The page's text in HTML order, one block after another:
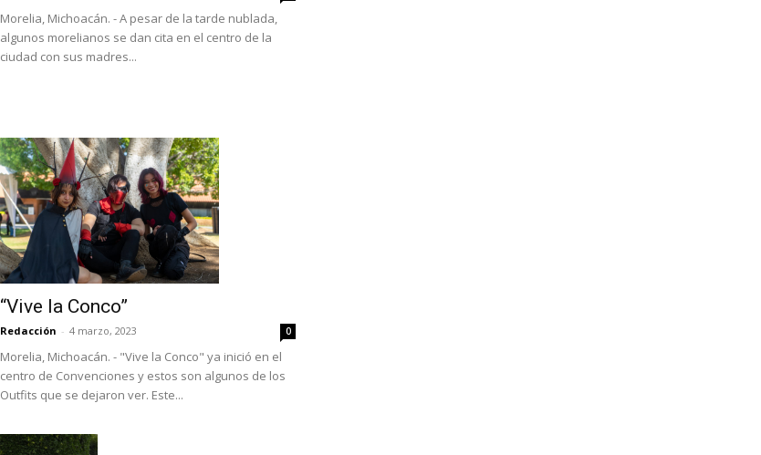
Morelia, Michoacán. - A pesar de la tarde nublada,
algunos morelianos se dan cita en el centro de la
ciudad con sus madres...
“Vive la Conco”
Redacción - 4 marzo, 2023 0
Morelia, Michoacán. - "Vive la Conco" ya inició en el
centro de Convenciones y estos son algunos de los
Outfits que se dejaron ver. Este...